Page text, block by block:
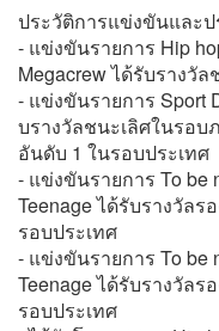
ประวัติการแข่งขันและ
- แข่งขันรายการ Hip
Megacrew ได้รับรางวัล
- แข่งขันรายการ Sport
บรางวัลชนะเลิศในรอบ
อันดับ 1 ในรอบประเทศ
- แข่งขันรายการ To be
Teenage ได้รับรางวัล
รอบประเทศ
- แข่งขันรายการ To be
Teenage ได้รับรางวัล
รอบประเทศ